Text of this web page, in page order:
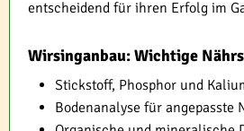
entscheidend für ihren Erfolg im
Wirsinganbau: Wichtige
Stickstoff, Phosphor und
Bodenanalyse für angepasste